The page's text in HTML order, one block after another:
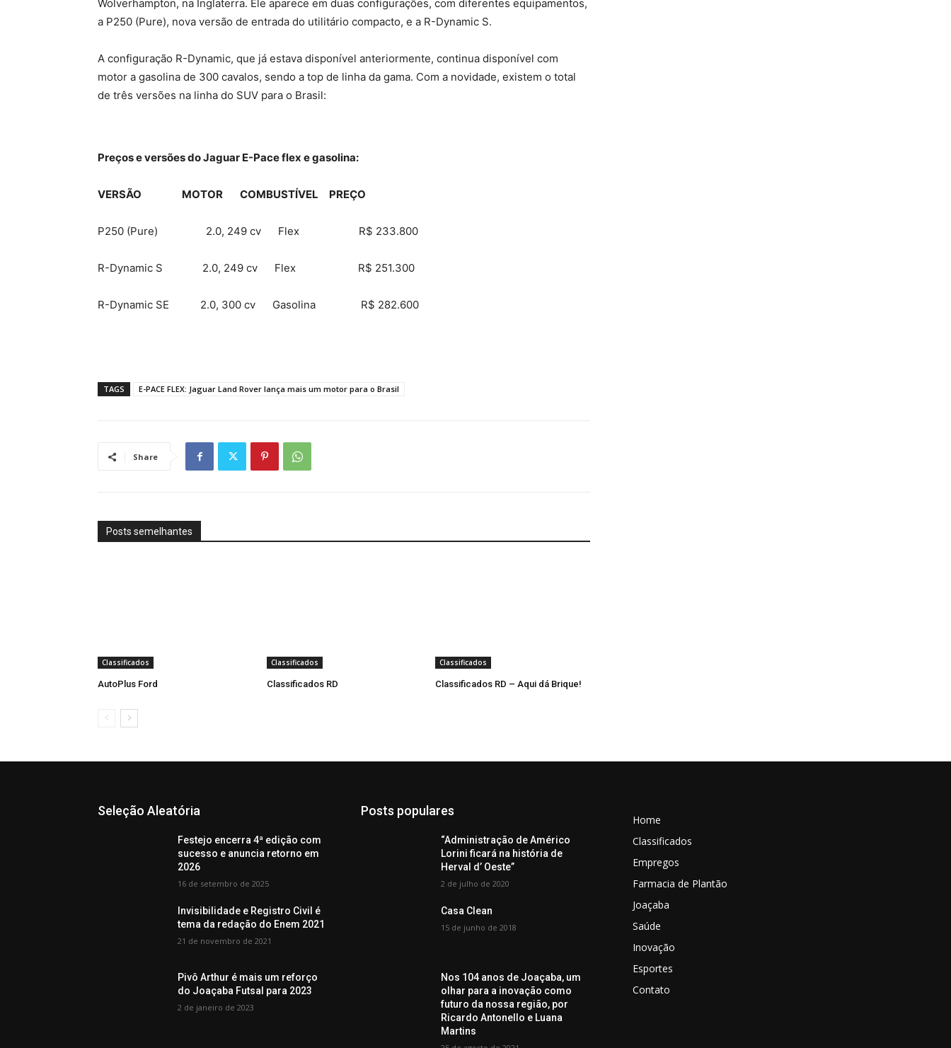
Wolverhampton, na Inglaterra. Ele aparece em duas configurações, com diferentes equipamentos,
a P250 (Pure), nova versão de entrada do utilitário compacto, e a R-Dynamic S.
A configuração R-Dynamic, que já estava disponível anteriormente, continua disponível com
motor a gasolina de 300 cavalos, sendo a top de linha da gama. Com a novidade, existem o total
de três versões na linha do SUV para o Brasil:
Preços e versões do Jaguar E-Pace flex e gasolina:
VERSÃO MOTOR COMBUSTÍVEL PREÇO
P250 (Pure) 2.0, 249 cv Flex R$ 233.800
R-Dynamic S 2.0, 249 cv Flex R$ 251.300
R-Dynamic SE 2.0, 300 cv Gasolina R$ 282.600
TAGS E-PACE FLEX: Jaguar Land Rover lança mais um motor para o Brasil
Share
Posts semelhantes
Classificados
AutoPlus Ford
Classificados
Classificados RD
Classificados
Classificados RD – Aqui dá Brique!
Seleção Aleatória
Festejo encerra 4ª edição com
sucesso e anuncia retorno em
2026
16 de setembro de 2025
Invisibilidade e Registro Civil é
tema da redação do Enem 2021
21 de novembro de 2021
Pivô Arthur é mais um reforço
do Joaçaba Futsal para 2023
2 de janeiro de 2023
Posts populares
“Administração de Américo
Lorini ficará na história de
Herval d’ Oeste”
2 de julho de 2020
Casa Clean
15 de junho de 2018
Nos 104 anos de Joaçaba, um
olhar para a inovação como
futuro da nossa região, por
Ricardo Antonello e Luana
Martins
Home
Classificados
Empregos
Farmacia de Plantão
Joaçaba
Saúde
Inovação
Esportes
Contato